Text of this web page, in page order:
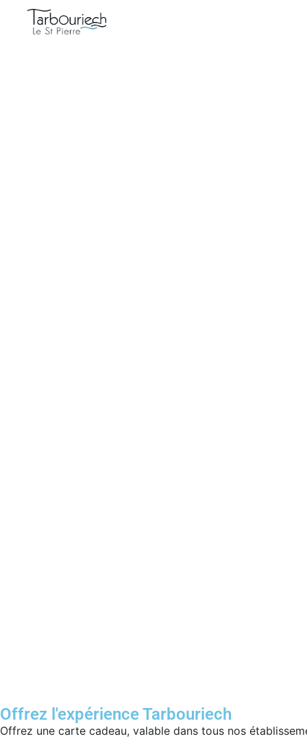
Offrez l'expérience Tarbouriech
Offrez une carte cadeau, valable dans tous nos